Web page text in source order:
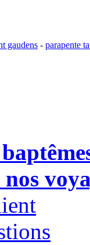
gaudens - parapente